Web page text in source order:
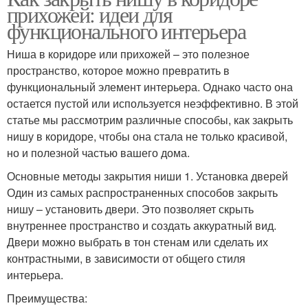
прихожей: идеи для
функционального интерьера
Ниша в коридоре или прихожей – это полезное
пространство, которое можно превратить в
функциональный элемент интерьера. Однако часто она
остается пустой или используется неэффективно. В этой
статье мы рассмотрим различные способы, как закрыть
нишу в коридоре, чтобы она стала не только красивой,
но и полезной частью вашего дома.
Основные методы закрытия ниши 1. Установка дверей
Один из самых распространенных способов закрыть
нишу – установить двери. Это позволяет скрыть
внутреннее пространство и создать аккуратный вид.
Двери можно выбрать в тон стенам или сделать их
контрастными, в зависимости от общего стиля
интерьера.
Преимущества: